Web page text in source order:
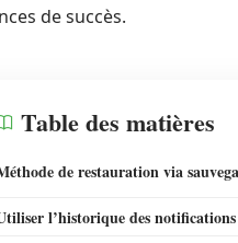
de succès.
Table des matières
de restauration via
l’historique des